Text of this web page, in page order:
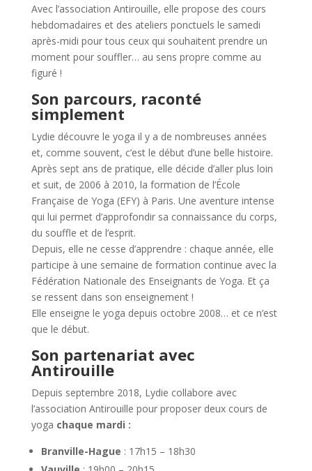
Avec l’association Antirouille, elle propose des cours
hebdomadaires et des ateliers ponctuels le samedi
après-midi pour tous ceux qui souhaitent prendre un
moment pour souffler… au sens propre comme au
figuré !
Son parcours, raconté
simplement
Lydie découvre le yoga il y a de nombreuses années
et, comme souvent, c’est le début d’une belle histoire.
Après sept ans de pratique, elle décide d’aller plus loin
et suit, de 2006 à 2010, la formation de l’École
Française de Yoga (EFY) à Paris. Une aventure intense
qui lui permet d’approfondir sa connaissance du corps,
du souffle et de l’esprit.
Depuis, elle ne cesse d’apprendre : chaque année, elle
participe à une semaine de formation continue avec la
Fédération Nationale des Enseignants de Yoga. Et ça
se ressent dans son enseignement !
Elle enseigne le yoga depuis octobre 2008… et ce n’est
que le début.
Son partenariat avec
Antirouille
Depuis septembre 2018, Lydie collabore avec
l’association Antirouille pour proposer deux cours de
yoga chaque mardi :
Branville-Hague : 17h15 – 18h30